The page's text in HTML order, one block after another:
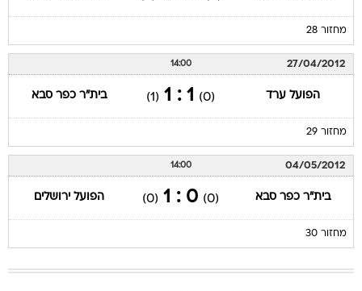
מחזור 28
27/04/2012
14:00
הפועל ערד (0)
1 : 1
(1) בית"ר כפר סבא
מחזור 29
04/05/2012
14:00
בית"ר כפר סבא (0)
0 : 1
(0) הפועל ירושלים
מחזור 30